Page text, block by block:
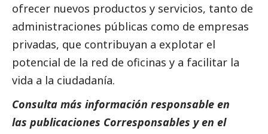
ofrecer nuevos productos y servicios, tanto de
administraciones públicas como de empresas
privadas, que contribuyan a explotar el
potencial de la red de oficinas y a facilitar la
vida a la ciudadanía.
Consulta más información responsable en
las publicaciones Corresponsables y en el